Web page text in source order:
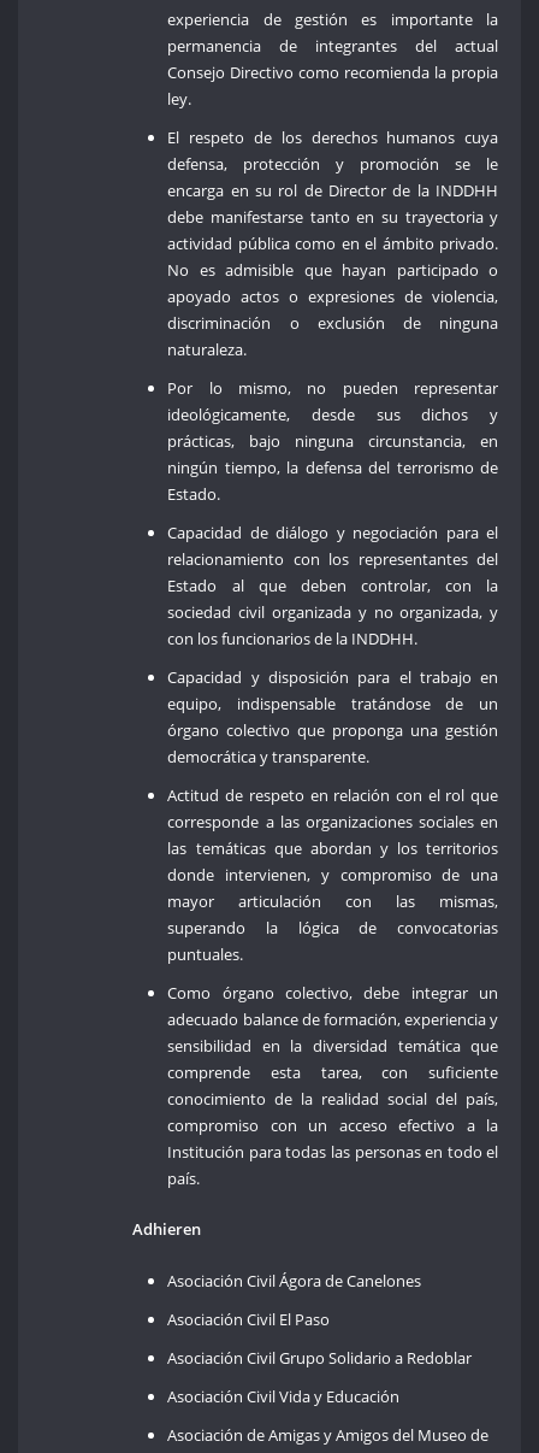
experiencia de gestión es importante la
permanencia de integrantes del actual
Consejo Directivo como recomienda la propia
ley.
El respeto de los derechos humanos cuya
defensa, protección y promoción se le
encarga en su rol de Director de la INDDHH
debe manifestarse tanto en su trayectoria y
actividad pública como en el ámbito privado.
No es admisible que hayan participado o
apoyado actos o expresiones de violencia,
discriminación o exclusión de ninguna
naturaleza.
Por lo mismo, no pueden representar
ideológicamente, desde sus dichos y
prácticas, bajo ninguna circunstancia, en
ningún tiempo, la defensa del terrorismo de
Estado.
Capacidad de diálogo y negociación para el
relacionamiento con los representantes del
Estado al que deben controlar, con la
sociedad civil organizada y no organizada, y
con los funcionarios de la INDDHH.
Capacidad y disposición para el trabajo en
equipo, indispensable tratándose de un
órgano colectivo que proponga una gestión
democrática y transparente.
Actitud de respeto en relación con el rol que
corresponde a las organizaciones sociales en
las temáticas que abordan y los territorios
donde intervienen, y compromiso de una
mayor articulación con las mismas,
superando la lógica de convocatorias
puntuales.
Como órgano colectivo, debe integrar un
adecuado balance de formación, experiencia y
sensibilidad en la diversidad temática que
comprende esta tarea, con suficiente
conocimiento de la realidad social del país,
compromiso con un acceso efectivo a la
Institución para todas las personas en todo el
país.
Adhieren
Asociación Civil Ágora de Canelones
Asociación Civil El Paso
Asociación Civil Grupo Solidario a Redoblar
Asociación Civil Vida y Educación
Asociación de Amigas y Amigos del Museo de